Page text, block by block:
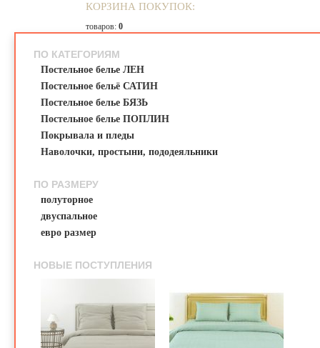
КОРЗИНА ПОКУПОК:
товаров: 0
Корзина пуста...
ПО КАТЕГОРИЯМ
Постельное белье ЛЕН
Постельное бельё САТИН
Постельное белье БЯЗЬ
Постельное белье ПОПЛИН
Покрывала и пледы
Наволочки, простыни, пододеяльники
ПО РАЗМЕРУ
полуторное
двуспальное
евро размер
НОВЫЕ ПОСТУПЛЕНИЯ